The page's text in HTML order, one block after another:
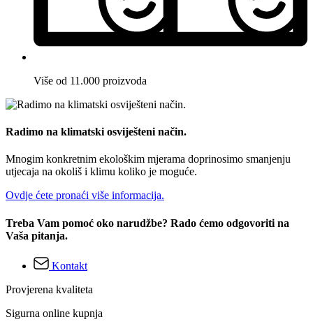
Više od 11.000 proizvoda
Radimo na klimatski osviješteni način.
Mnogim konkretnim ekološkim mjerama doprinosimo smanjenju
utjecaja na okoliš i klimu koliko je moguće.
Ovdje ćete pronaći više informacija.
Treba Vam pomoć oko narudžbe? Rado ćemo odgovoriti na
Vaša pitanja.
Kontakt
Provjerena kvaliteta
Sigurna online kupnja